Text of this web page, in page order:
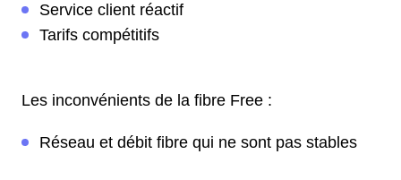
Service client réactif
Tarifs compétitifs
Les inconvénients de la fibre Free :
Réseau et débit fibre qui ne sont pas stables